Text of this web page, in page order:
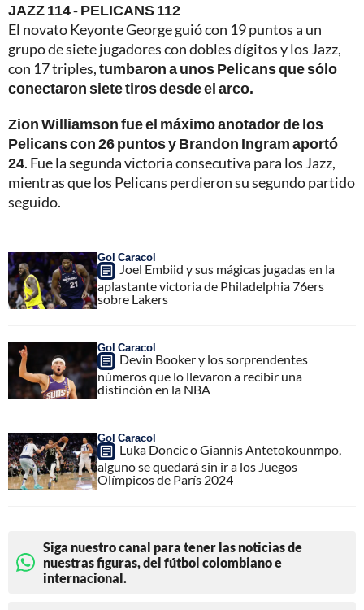
JAZZ 114 - PELICANS 112
El novato Keyonte George guió con 19 puntos a un
grupo de siete jugadores con dobles dígitos y los Jazz,
con 17 triples,tumbaron a unos Pelicans que sólo
conectaron siete tiros desde el arco.
Zion Williamson fue el máximo anotador de los
Pelicans con 26 puntos y Brandon Ingram aportó
24. Fue la segunda victoria consecutiva para los Jazz,
mientras que los Pelicans perdieron su segundo partido
seguido.
Gol Caracol
Joel Embiid y sus mágicas jugadas en la
aplastante victoria de Philadelphia 76ers
sobre Lakers
Gol Caracol
Devin Booker y los sorprendentes
números que lo llevaron a recibir una
distinción en la NBA
Gol Caracol
Luka Doncic o Giannis Antetokounmpo,
alguno se quedará sin ir a los Juegos
Olímpicos de París 2024
Siga nuestro canal para tener las noticias de
nuestras figuras, del fútbol colombiano e
internacional.